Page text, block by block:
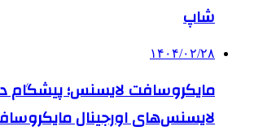
شاپ
۱۴۰۴/۰۲/۲۸
مایکروسافت لایسنس؛ پیشگام
لایسنس‌های اورجینال